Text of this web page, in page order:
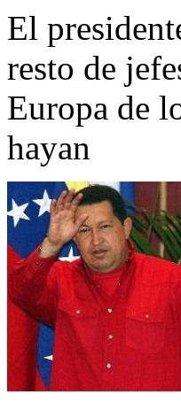
El
resto de
Europa de
hayan